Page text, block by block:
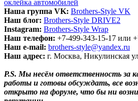
оклейка автомобилей
Наша группа VK: Brothers-Style VK
Наш блог: Brothers-Style DRIVE2
Instagram: Brothers-Style Wrap
Наш телефон: +7-499-343-15-17 или
Наш e-mail: brothers-style@yandex.ru
Наш адрес: г. Москва, Никулинская
P.S. Мы несём ответственность за
работы и готовы обсуждать, все
открыто на форуме, что бы ни